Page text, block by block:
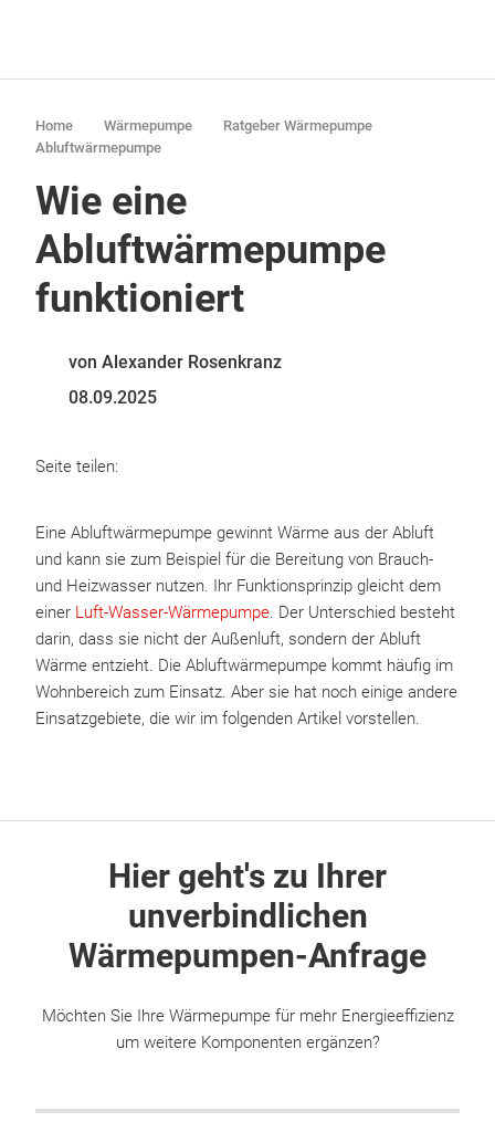
Home Wärmepumpe
Ratgeber Wärmepumpe
Abluftwärmepumpe
Wie eine
Abluftwärmepumpe
funktioniert
von Alexander Rosenkranz
08.09.2025
Seite teilen:
Eine Abluftwärmepumpe gewinnt Wärme aus der Abluft
und kann sie zum Beispiel für die Bereitung von Brauch-
und Heizwasser nutzen. Ihr Funktionsprinzip gleicht dem
einer Luft-Wasser-Wärmepumpe. Der Unterschied besteht
darin, dass sie nicht der Außenluft, sondern der Abluft
Wärme entzieht. Die Abluftwärmepumpe kommt häufig im
Wohnbereich zum Einsatz. Aber sie hat noch einige andere
Einsatzgebiete, die wir im folgenden Artikel vorstellen.
Hier geht's zu Ihrer
unverbindlichen
Wärmepumpen-Anfrage
Möchten Sie Ihre Wärmepumpe für mehr Energieeffizienz
um weitere Komponenten ergänzen?